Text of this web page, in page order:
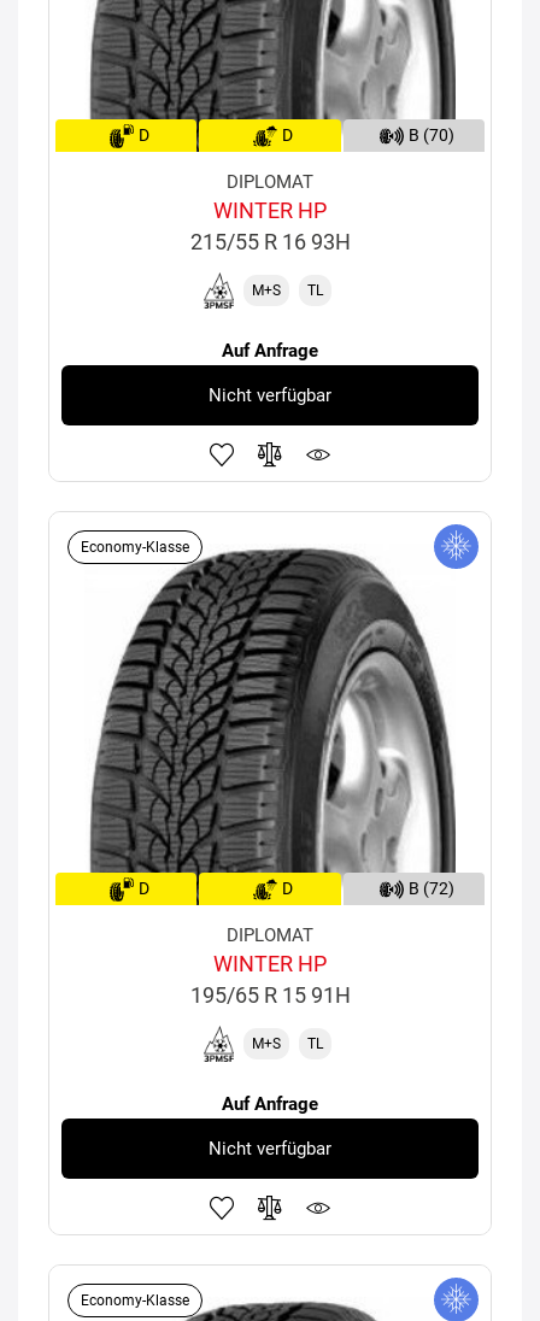
D D B (70)
DIPLOMAT
WINTER HP
215/55 R 16 93H
M+S TL
Auf Anfrage
Nicht verfügbar
Economy-Klasse
D D B (72)
DIPLOMAT
WINTER HP
195/65 R 15 91H
M+S TL
Auf Anfrage
Nicht verfügbar
Economy-Klasse